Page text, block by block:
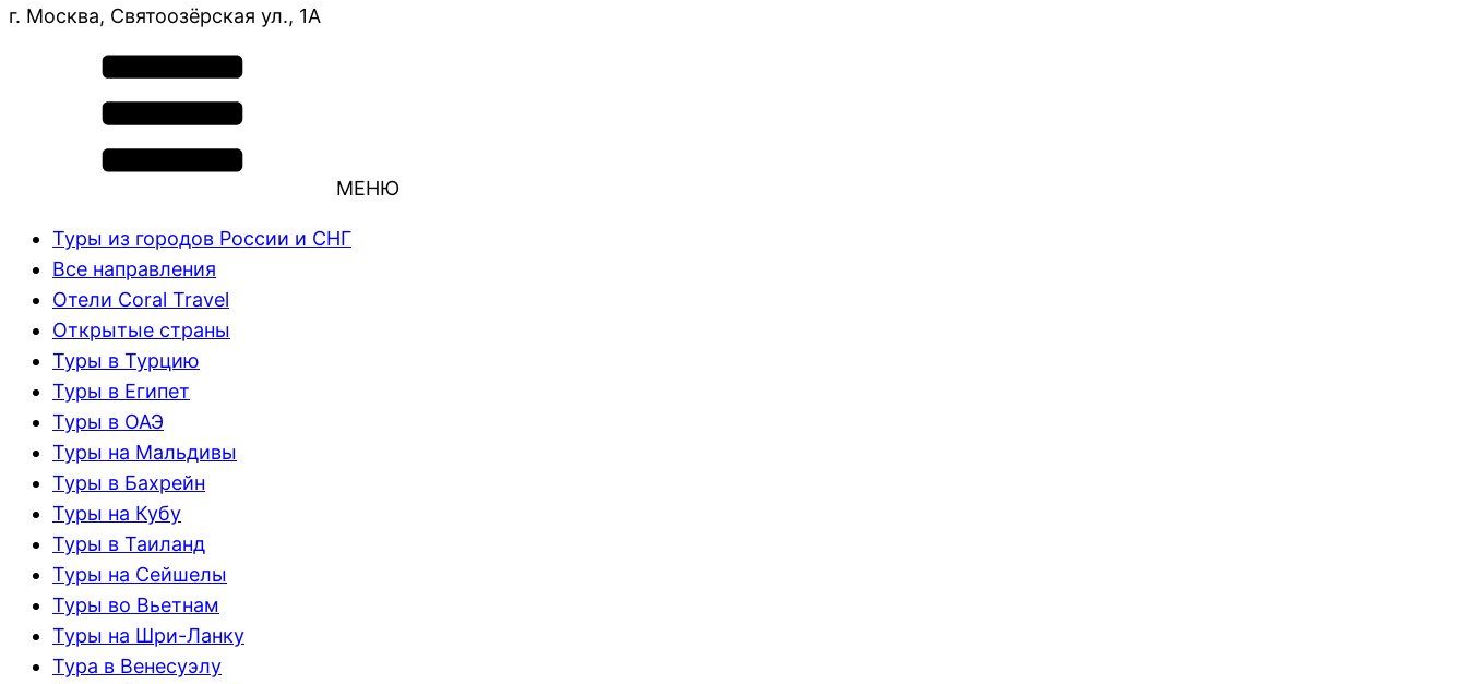
г. Москва, Святоозёрская ул., 1А
МЕНЮ
Туры из городов России и СНГ
Все направления
Отели Coral Travel
Открытые страны
Туры в Турцию
Туры в Египет
Туры в ОАЭ
Туры на Мальдивы
Туры в Бахрейн
Туры на Кубу
Туры в Таиланд
Туры на Сейшелы
Туры во Вьетнам
Туры на Шри-Ланку
Тура в Венесуэлу